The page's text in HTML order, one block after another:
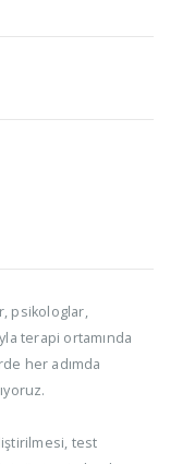
psikologlar,
terapi ortamında
her adımda
test